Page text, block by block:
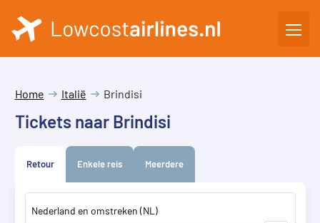
Home Italië Brindisi
Tickets naar Brindisi
Retour Enkele reis Meerdere